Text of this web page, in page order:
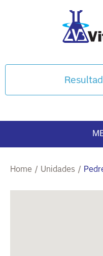
Home / Unidades /